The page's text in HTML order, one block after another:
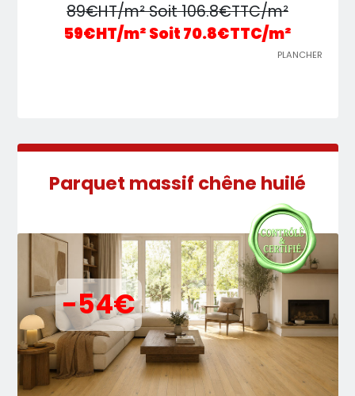
89€HT/m² Soit 106.8€TTC/m²
59€HT/m² Soit 70.8€TTC/m²
PLANCHER
Parquet massif chêne huilé
-54€